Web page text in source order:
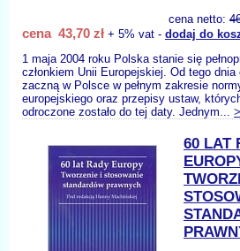
cena netto:
cena 43,70 zł + 5% vat - dodaj do
1 maja 2004 roku Polska stanie się
członkiem Unii Europejskiej. Od tego dnia
zaczną w Polsce w pełnym zakresie
europejskiego oraz przepisy ustaw,
odroczone zostało do tej daty. Jednym...
60 LAT